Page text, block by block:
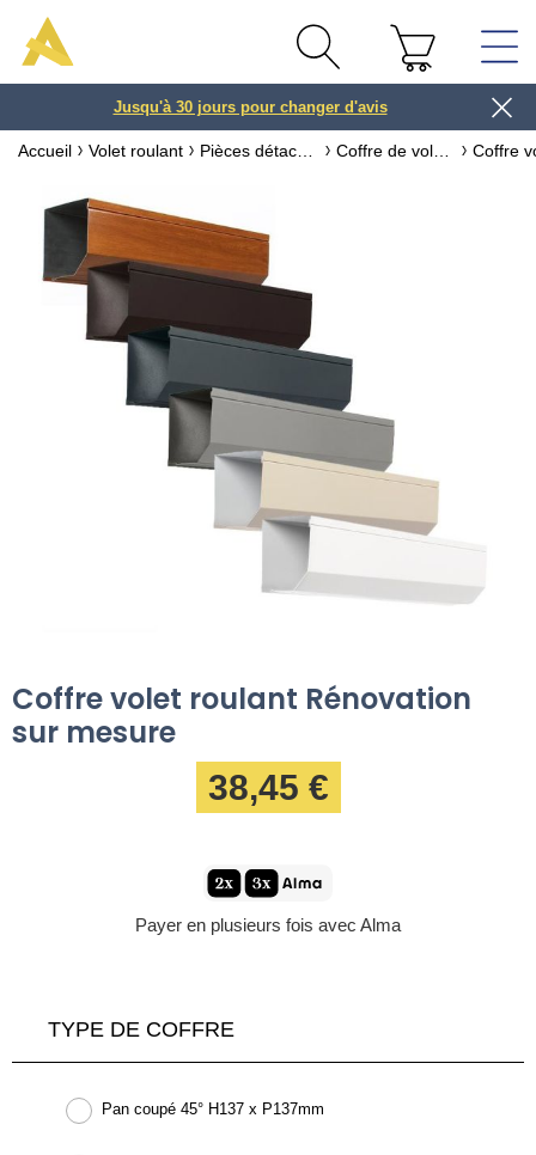
3 ou 4x
Jusqu'à 30 jours pour changer d'avis
Accueil Volet roulant
Coffre volet roulant Rénovation
sur mesure
38,45 €
Payer en plusieurs fois avec Alma
TYPE DE COFFRE
Pan coupé 45° H137 x P137mm